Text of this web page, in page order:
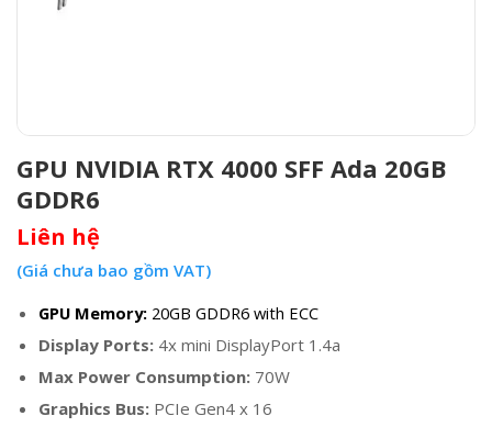
GPU NVIDIA RTX 4000 SFF Ada 20GB
GDDR6
Liên hệ
(Giá chưa bao gồm VAT)
GPU Memory:20GB GDDR6 with ECC
Display Ports:4x mini DisplayPort 1.4a
Max Power Consumption:70W
Graphics Bus:PCIe Gen4 x 16